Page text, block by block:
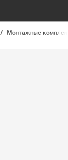
/ Монтажные